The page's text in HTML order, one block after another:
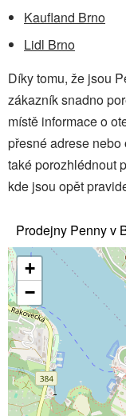
Kaufland Brno
Lidl Brno
Díky tomu, že jsou
zákazník snadno
místě informace o
přesné adrese
také porozhlédnout
kde jsou opět
Prodejny Penny v
+
−